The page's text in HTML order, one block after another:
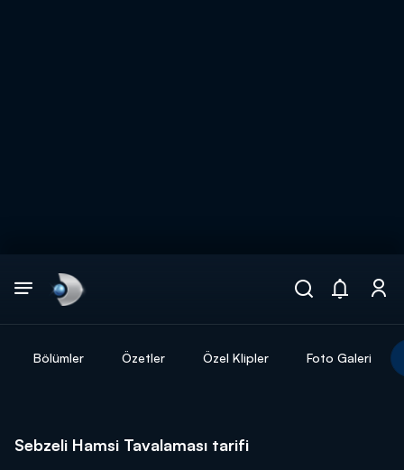
Bölümler Özetler Özel Klipler Foto Galeri
Sebzeli Hamsi Tavalaması tarifi